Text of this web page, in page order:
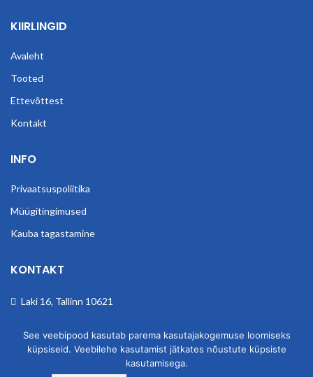
KIIRLINGID
Avaleht
Tooted
Ettevõttest
Kontakt
INFO
Privaatsuspoliitika
Müügitingimused
Kauba tagastamine
KONTAKT
Laki 16, Tallinn 10621
Telefon: (+372) 6801275
E-post: info@obender.eu
See veebipood kasutab parema kasutajakogemuse loomiseks
küpsiseid. Veebilehe kasutamist jätkates nõustute küpsiste
kasutamisega.